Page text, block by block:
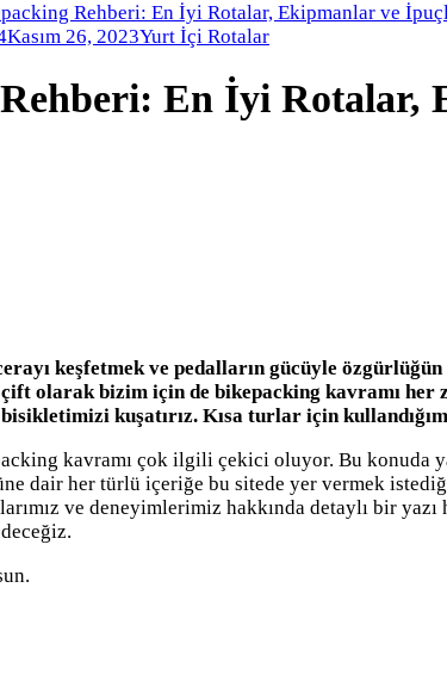
Rehberi: En İyi Rotalar, Ekipmanlar ve
Kasım 26, 2023Yurt İçi Rotalar
En İyi Rotalar,
keşfetmek ve pedalların gücüyle
olarak bizim için de bikepacking kavramı her
kuşatırız. Kısa turlar için
kavramı çok ilgili çekici oluyor. Bu konuda
dair her türlü içeriğe bu sitede yer vermek
ve deneyimlerimiz hakkında detaylı bir